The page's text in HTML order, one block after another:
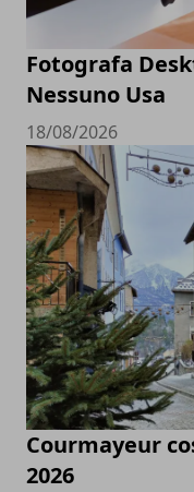
Fotografa
Nessuno Usa
18/08/2026
Courmayeur
2026